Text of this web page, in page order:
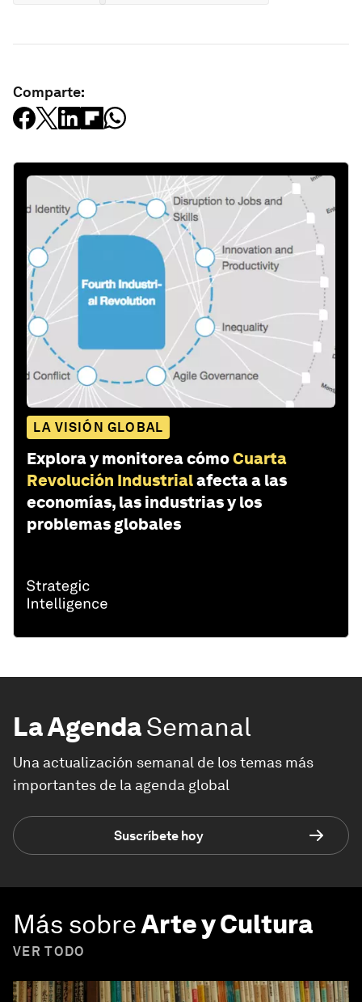
Comparte:
LA VISIÓN GLOBAL
Explora y monitorea cómoCuarta
Revolución Industrialafecta a las
economías, las industrias y los
problemas globales
La AgendaSemanal
Una actualización semanal de los temas más
importantes de la agenda global
Suscríbete hoy
Más sobreArte y Cultura
VER TODO